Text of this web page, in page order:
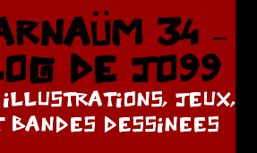
34 –
DE JO99
JEUX,
BANDES DESSINEES